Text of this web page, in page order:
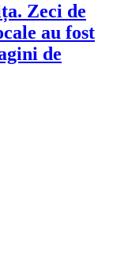
Zeci de
au fost
de